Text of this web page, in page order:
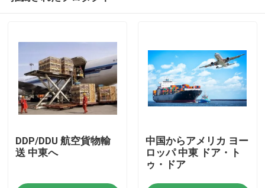
DDP/DDU 航空貨物輸
送 中東へ
中国からアメリカ ヨー
ロッパ 中東 ドア・ト
ゥ・ドア